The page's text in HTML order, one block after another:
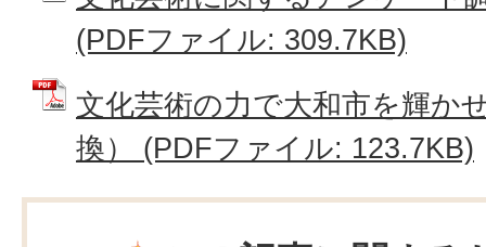
(PDFファイル: 309.7KB)
文化芸術の力で大和市を輝か
換） (PDFファイル: 123.7KB)